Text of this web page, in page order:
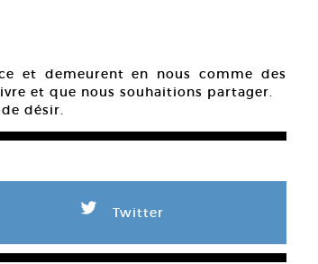
et demeurent en nous comme des
et que nous souhaitions partager.
désir.
L Twitter